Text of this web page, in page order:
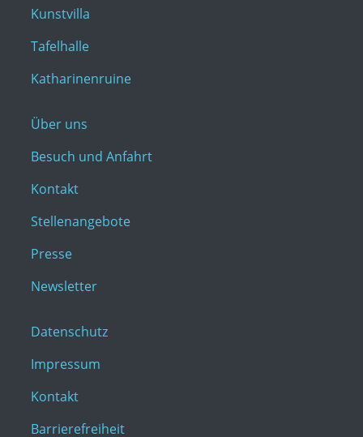
Kunstvilla
Tafelhalle
Katharinenruine
Über uns
Besuch und Anfahrt
Kontakt
Stellenangebote
Presse
Newsletter
Datenschutz
Impressum
Kontakt
Barrierefreiheit